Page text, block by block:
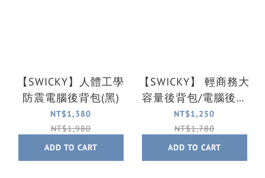
【SWICKY】人體工學
防震電腦後背包(黑)
NT$1,380
NT$1,980
ADD TO CART
【SWICKY】 輕商務大
容量後背包/電腦後背
包(黑)
NT$1,250
NT$1,780
ADD TO CART